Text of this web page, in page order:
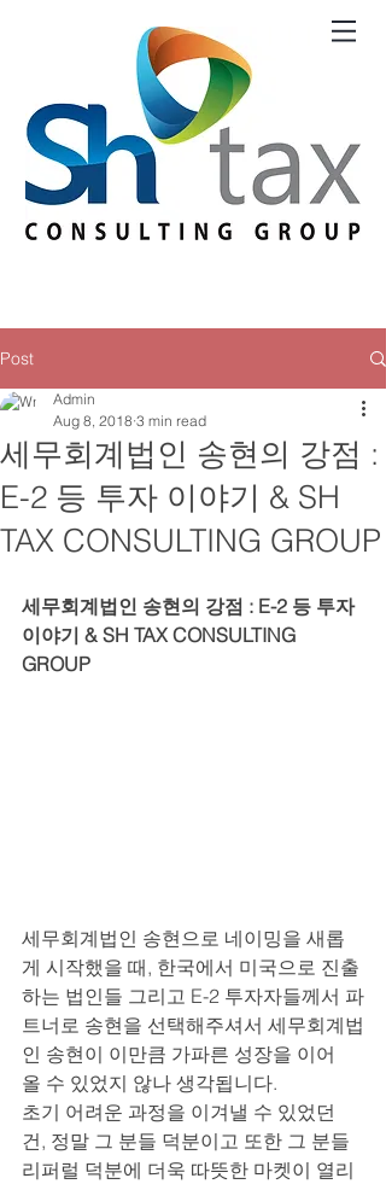
Post
세무회계법인 송현의 강점 :
E-2 등 투자 이야기 & SH
TAX CONSULTING GROUP
Admin
Aug 8, 2018 3 min read
세무회계법인 송현의 강점 : E-2 등 투자
이야기 & SH TAX CONSULTING
GROUP
세무회계법인 송현으로 네이밍을 새롭
게 시작했을 때, 한국에서 미국으로 진출
하는 법인들 그리고 E-2 투자자들께서 파
트너로 송현을 선택해주셔서 세무회계법
인 송현이 이만큼 가파른 성장을 이어
올 수 있었지 않나 생각됩니다.
초기 어려운 과정을 이겨낼 수 있었던
건, 정말 그 분들 덕분이고 또한 그 분들
리퍼럴 덕분에 더욱 따뜻한 마켓이 열리